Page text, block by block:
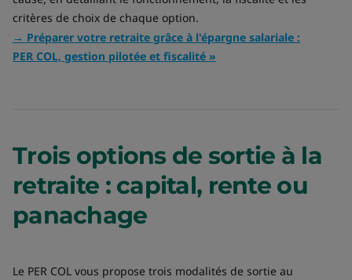
critères de choix de chaque option.
→ Préparer votre retraite grâce à l'épargne salariale :
PER COL, gestion pilotée et fiscalité »
Trois options de sortie à la
retraite : capital, rente ou
panachage
Le PER COL vous propose trois modalités de sortie au